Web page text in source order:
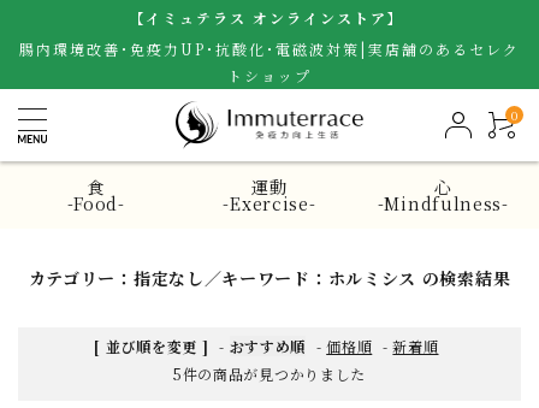
【イミュテラス オンラインストア】
腸内環境改善･免疫力UP･抗酸化･電磁波対策|実店舗のあるセレク
トショップ
0
食
-Food-
運動
-Exercise-
心
-Mindfulness-
カテゴリー：指定なし／キーワード：ホルミシス の検索結果
[ 並び順を変更 ] - おすすめ順 -価格順 -新着順
5件の商品が見つかりました